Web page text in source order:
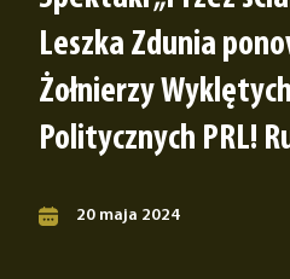
Leszka Zdunia
Żołnierzy
Politycznych PRL!
20 maja 2024